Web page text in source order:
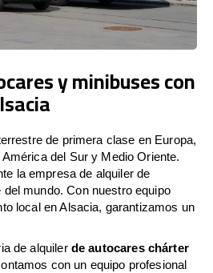
y minibuses con
de primera clase en Europa,
del Sur y Medio Oriente.
la empresa de alquiler de
mundo. Con nuestro equipo
local en Alsacia, garantizamos un
de alquiler de autocares chárter
con un equipo profesional